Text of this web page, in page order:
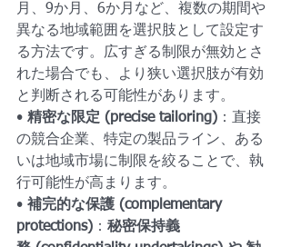
月、9か月、6か月など、複数の期間や
異なる地域範囲を選択肢として設定す
る方法です。広すぎる制限が無効とさ
れた場合でも、より狭い選択肢が有効
と判断される可能性があります。
• 精密な限定 (precise tailoring) ：直接
の競合企業、特定の製品ライン、ある
いは地域市場に制限を絞ることで、執
行可能性が高まります。
• 補完的な保護 (complementary
protections) ： 秘密保持義